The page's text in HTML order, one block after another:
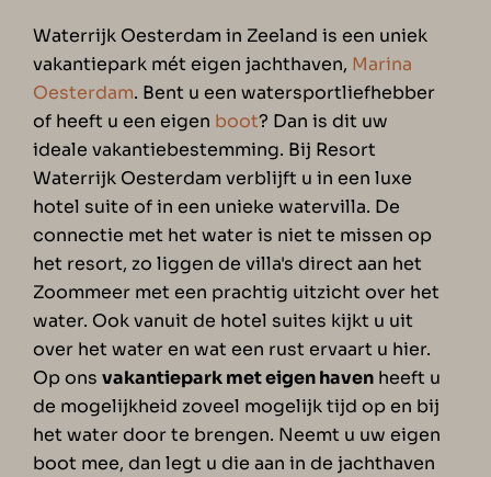
Waterrijk Oesterdam in Zeeland is een uniek
vakantiepark mét eigen jachthaven, Marina
Oesterdam. Bent u een watersportliefhebber
of heeft u een eigen boot? Dan is dit uw
ideale vakantiebestemming. Bij Resort
Waterrijk Oesterdam verblijft u in een luxe
hotel suite of in een unieke watervilla. De
connectie met het water is niet te missen op
het resort, zo liggen de villa's direct aan het
Zoommeer met een prachtig uitzicht over het
water. Ook vanuit de hotel suites kijkt u uit
over het water en wat een rust ervaart u hier.
Op onsvakantiepark met eigen haven heeft u
de mogelijkheid zoveel mogelijk tijd op en bij
het water door te brengen. Neemt u uw eigen
boot mee, dan legt u die aan in de jachthaven